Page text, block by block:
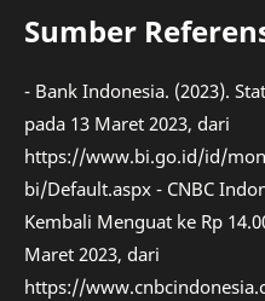
Sumber
- Bank Indonesia. (2023).
pada 13 Maret 2023, dari
https://www.bi.go.id/id/
bi/Default.aspx - CNBC
Kembali Menguat ke Rp
Maret 2023, dari
https://